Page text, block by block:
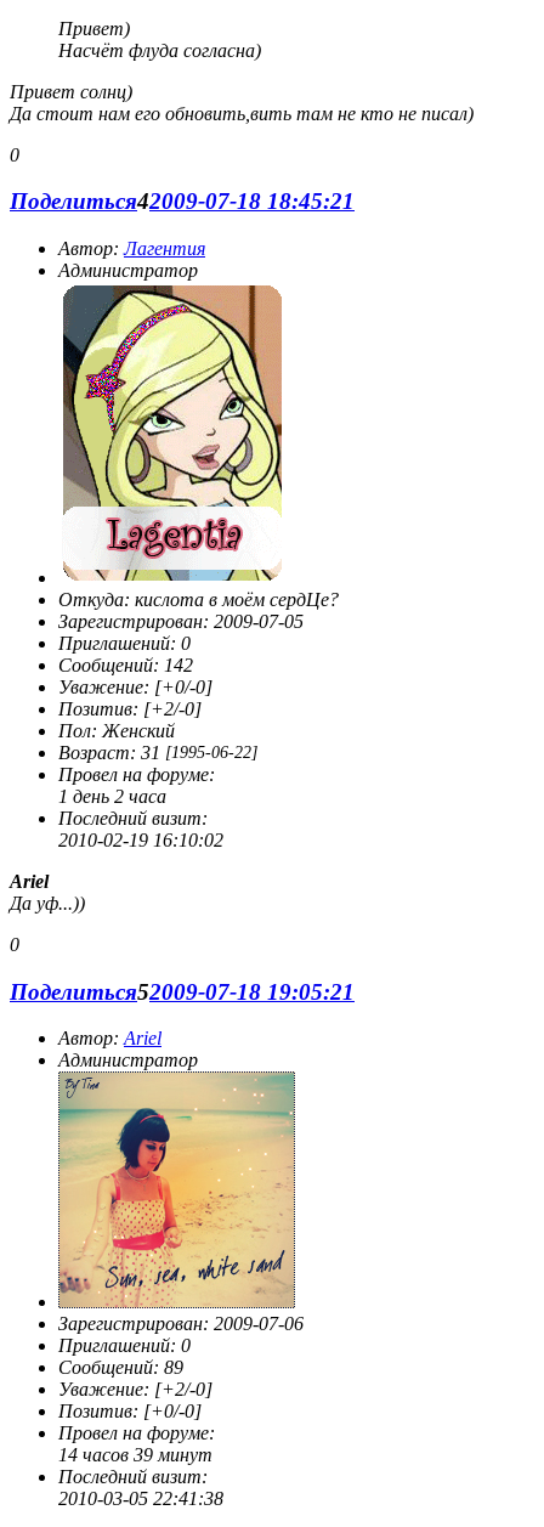
Привет)
Насчёт флуда согласна)
Привет солнц)
Да стоит нам его обновить,вить там не кто не писал)
0
Поделиться42009-07-18 18:45:21
Автор:Лагентия
Администратор
Откуда: кислота в моём сердЦе?
Зарегистрирован: 2009-07-05
Приглашений: 0
Сообщений: 142
Уважение: [+0/-0]
Позитив: [+2/-0]
Пол: Женский
Возраст: 31 [1995-06-22]
Провел на форуме:
1 день 2 часа
Последний визит:
2010-02-19 16:10:02
Ariel
Да уф...))
0
Поделиться52009-07-18 19:05:21
Автор:Ariel
Администратор
Зарегистрирован: 2009-07-06
Приглашений: 0
Сообщений: 89
Уважение: [+2/-0]
Позитив: [+0/-0]
Провел на форуме:
14 часов 39 минут
Последний визит:
2010-03-05 22:41:38